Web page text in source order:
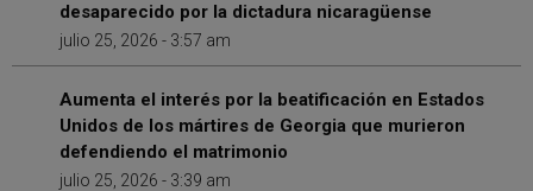
desaparecido por la dictadura nicaragüense
julio 25, 2026 - 3:57 am
Aumenta el interés por la beatificación en Estados
Unidos de los mártires de Georgia que murieron
defendiendo el matrimonio
julio 25, 2026 - 3:39 am